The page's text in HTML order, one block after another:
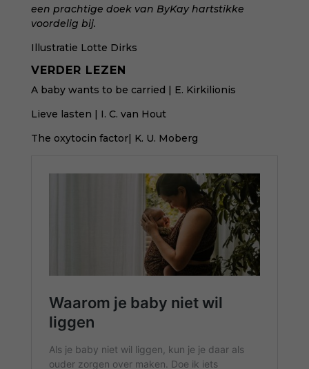
een prachtige doek van ByKay hartstikke
voordelig bij.
Illustratie Lotte Dirks
VERDER LEZEN
A baby wants to be carried | E. Kirkilionis
Lieve lasten | I. C. van Hout
The oxytocin factor| K. U. Moberg